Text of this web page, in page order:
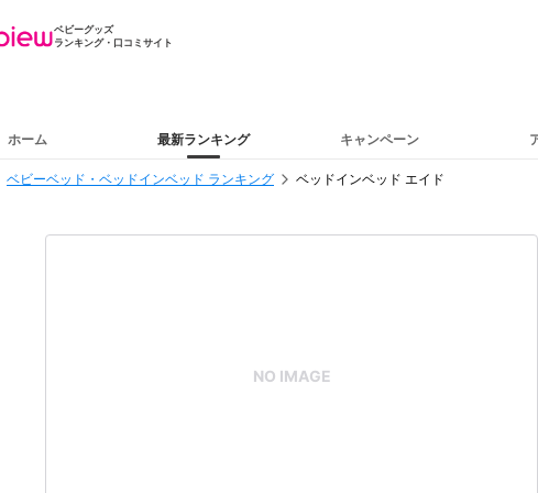
ベビーグッズ
ランキング・口コミサイト
ホーム 最新ランキング キャンペーン
ベビーベッド・ベッドインベッド ランキング ベッドインベッド エイド
NO IMAGE